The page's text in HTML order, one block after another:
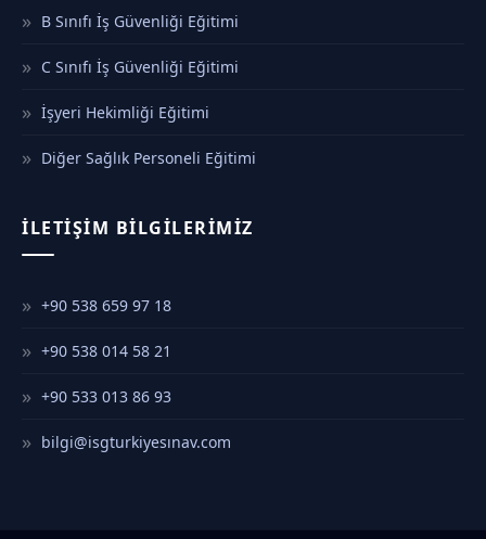
B Sınıfı İş Güvenliği Eğitimi
C Sınıfı İş Güvenliği Eğitimi
İşyeri Hekimliği Eğitimi
Diğer Sağlık Personeli Eğitimi
İLETIŞIM BILGILERIMIZ
+90 538 659 97 18
+90 538 014 58 21
+90 533 013 86 93
bilgi@isgturkiyesınav.com